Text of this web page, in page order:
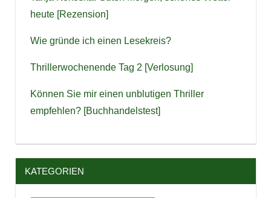
heute [Rezension]
Wie gründe ich einen Lesekreis?
Thrillerwochenende Tag 2 [Verlosung]
Können Sie mir einen unblutigen Thriller
empfehlen? [Buchhandelstest]
KATEGORIEN